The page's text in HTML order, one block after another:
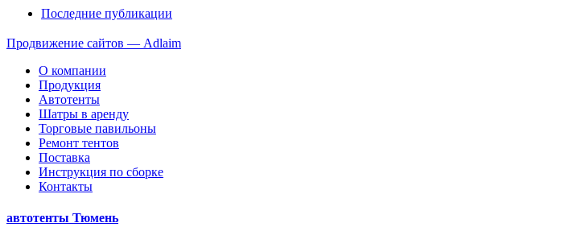
Последние публикации
Продвижение сайтов — Adlaim
О компании
Продукция
Автотенты
Шатры в аренду
Торговые павильоны
Ремонт тентов
Поставка
Инструкция по сборке
Контакты
автотенты Тюмень